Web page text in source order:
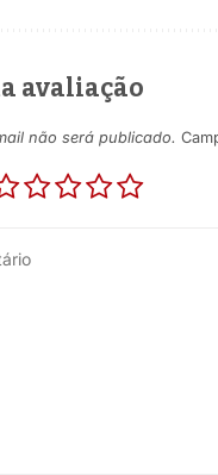
avaliação
não será publicado.